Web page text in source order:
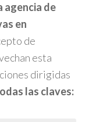
agencia de
en
de
esta
dirigidas
las claves: